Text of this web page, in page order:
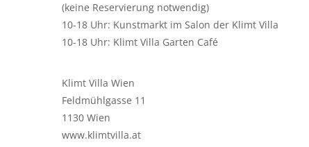
(keine Reservierung notwendig)
10-18 Uhr: Kunstmarkt im Salon der Klimt Villa
10-18 Uhr: Klimt Villa Garten Café
Klimt Villa Wien
Feldmühlgasse 11
1130 Wien
www.klimtvilla.at